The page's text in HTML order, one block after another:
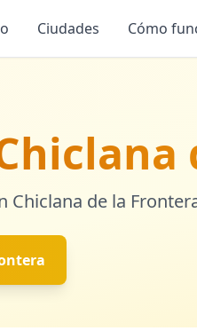
Ciudades Cómo
Chiclana de la